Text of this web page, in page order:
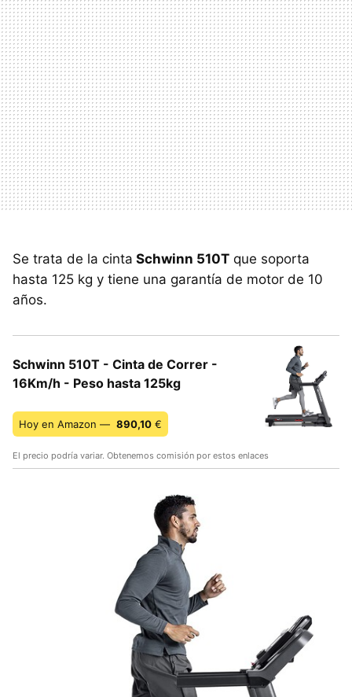
Se trata de la cinta Schwinn 510T que soporta
hasta 125 kg y tiene una garantía de motor de 10
años.
Schwinn 510T - Cinta de Correr -
16Km/h - Peso hasta 125kg
Hoy en Amazon — 890,10 €
El precio podría variar. Obtenemos comisión por estos enlaces